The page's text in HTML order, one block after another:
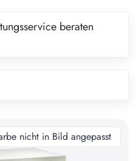
beraten
nicht in Bild angepasst